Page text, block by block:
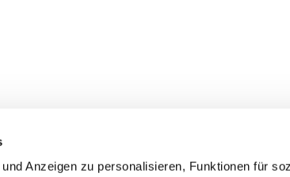
Anzeigen zu personalisieren, Funktionen für